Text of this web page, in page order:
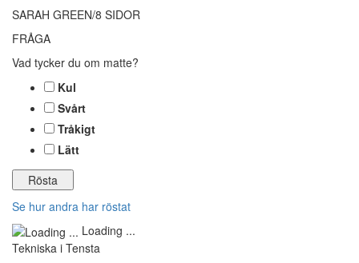
SARAH GREEN/8 SIDOR
FRÅGA
Vad tycker du om matte?
Kul
Svårt
Tråkigt
Lätt
Se hur andra har röstat
Loading ...
Tekniska i Tensta